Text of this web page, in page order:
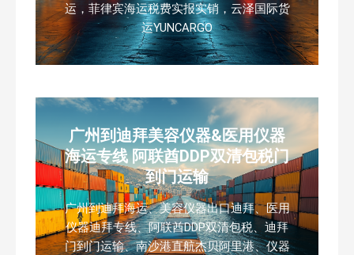
运，菲律宾海运税费实报实销，云泽国际货
运YUNCARGO
广州到迪拜美容仪器&医用仪器
海运专线 阿联酋DDP双清包税门
到门运输
广州到迪拜海运、美容仪器出口迪拜、医用
仪器迪拜专线、阿联酋DDP双清包税、迪拜
门到门运输、南沙港直航杰贝阿里港、仪器